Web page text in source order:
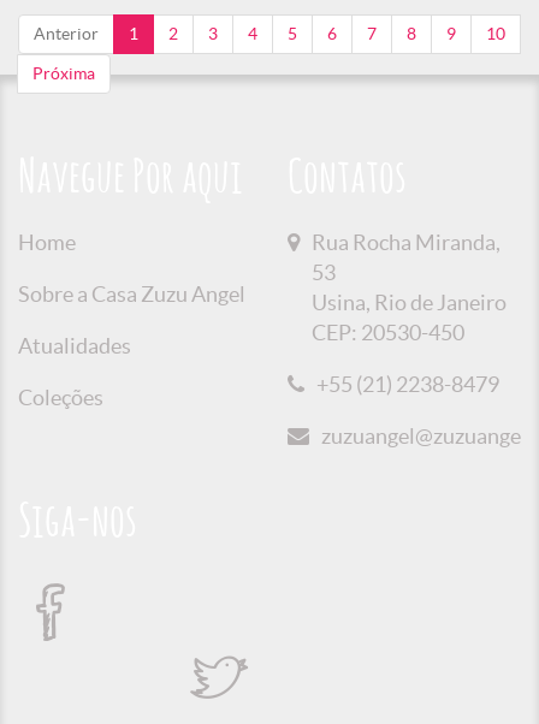
Anterior 1 2 3 4 5 6 7 8 9 10
Próxima
Home
Sobre a Casa Zuzu Angel
Atualidades
Coleções
Rua Rocha Miranda,
53
Usina, Rio de Janeiro
CEP: 20530-450
+55 (21) 2238-8479